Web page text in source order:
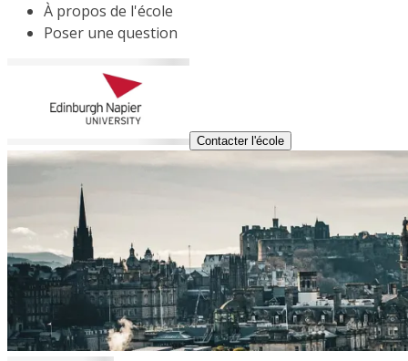
À propos de l'école
Poser une question
Contacter l'école